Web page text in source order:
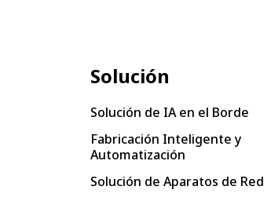
Solución
Solución de IA en el Borde
Fabricación Inteligente y
Automatización
Solución de Aparatos de Red